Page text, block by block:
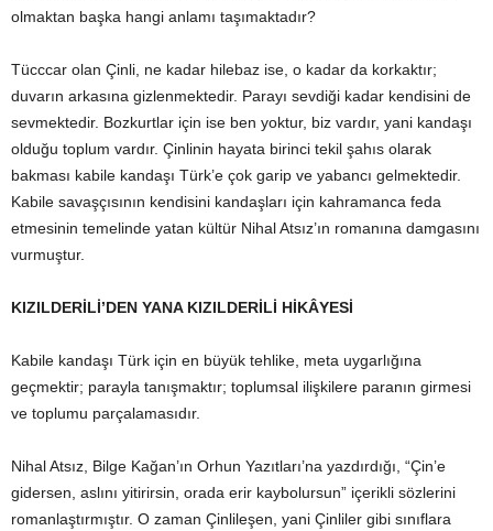
olmaktan başka hangi anlamı taşımaktadır?
Tücccar olan Çinli, ne kadar hilebaz ise, o kadar da korkaktır;
duvarın arkasına gizlenmektedir. Parayı sevdiği kadar kendisini de
sevmektedir. Bozkurtlar için ise ben yoktur, biz vardır, yani kandaşı
olduğu toplum vardır. Çinlinin hayata birinci tekil şahıs olarak
bakması kabile kandaşı Türk’e çok garip ve yabancı gelmektedir.
Kabile savaşçısının kendisini kandaşları için kahramanca feda
etmesinin temelinde yatan kültür Nihal Atsız’ın romanına damgasını
vurmuştur.
KIZILDERİLİ’DEN YANA KIZILDERİLİ HİKÂYESİ
Kabile kandaşı Türk için en büyük tehlike, meta uygarlığına
geçmektir; parayla tanışmaktır; toplumsal ilişkilere paranın girmesi
ve toplumu parçalamasıdır.
Nihal Atsız, Bilge Kağan’ın Orhun Yazıtları’na yazdırdığı, “Çin’e
gidersen, aslını yitirirsin, orada erir kaybolursun” içerikli sözlerini
romanlaştırmıştır. O zaman Çinlileşen, yani Çinliler gibi sınıflara